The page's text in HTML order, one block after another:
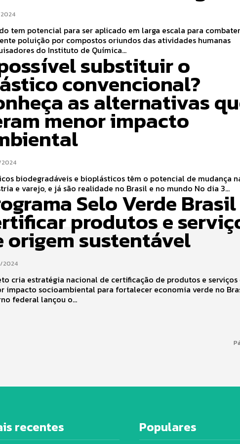
tem potencial para ser aplicado em larga escala para
poluição por compostos oriundos das atividades humanas
do Instituto de Química...substituir o
convencional?
as alternativas
menor impacto
biodegradáveis e bioplásticos têm o potencial de mudança
indústria e varejo, e já são realidade no Brasil e no mundo No dia 3...
Selo Verde Brasil
produtos e
origem sustentável
cria estratégia nacional de certificação de produtos e serviços
impacto socioambiental para fortalecer economia verde no
federal lançou o...
recentes Populares